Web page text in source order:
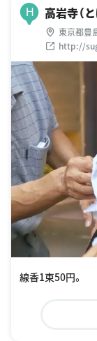
H 高岩寺（
東京都豊
http://
線香1束50円。